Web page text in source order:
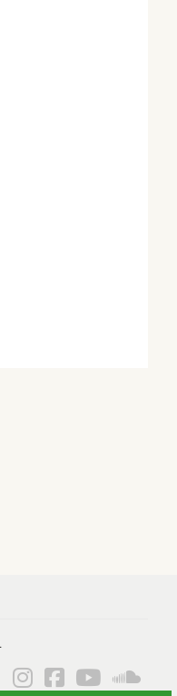
ANNE CÉLINE
ANNEANNE